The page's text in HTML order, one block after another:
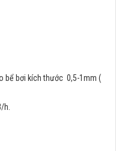
bể bơi kích thước 0,5-1mm (
h.